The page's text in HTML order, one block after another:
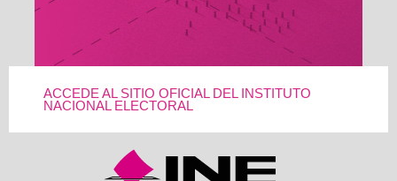
ACCEDE AL SITIO OFICIAL DEL INSTITUTO
NACIONAL ELECTORAL